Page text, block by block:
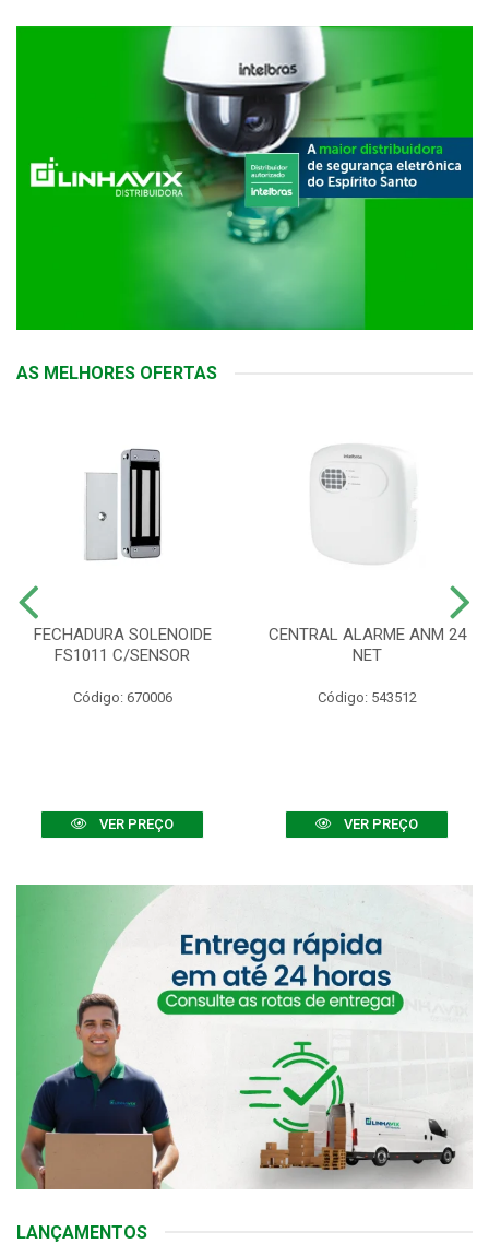
AS MELHORES OFERTAS
FECHADURA SOLENOIDE
FS1011 C/SENSOR
Código: 670006
VER PREÇO
CENTRAL ALARME ANM 24
NET
Código: 543512
VER PREÇO
LANÇAMENTOS